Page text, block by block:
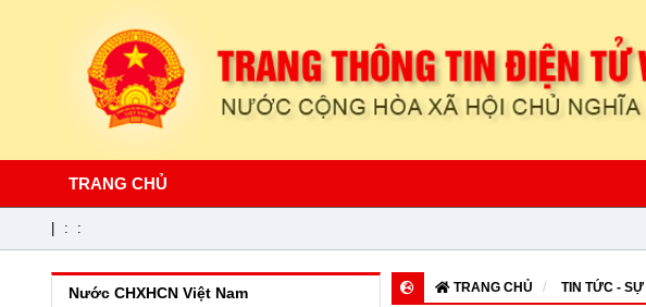
TRANG CHỦ
: :
TRANG CHỦ TIN TỨC - SỰ
Nước CHXHCN Việt Nam